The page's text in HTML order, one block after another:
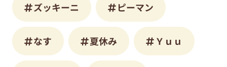
ズッキーニ ピーマン
なす 夏休み Ｙｕｕ